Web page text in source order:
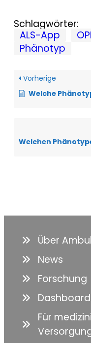
Schlagwörter:
ALS-App
Phänotyp
Vorherige
Welche Phänotypen der
Über
News
Forschung
Dashboard
Für